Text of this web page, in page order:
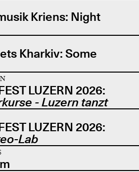
Kriens: Night
Kharkiv: Some
LUZERN 2026:
- Luzern tanzt
LUZERN 2026:
Lab